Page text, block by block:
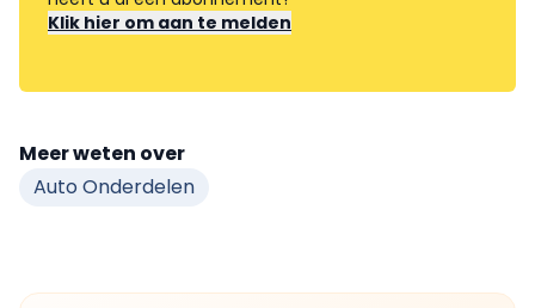
Klik hier om aan te melden
Meer weten over
Auto Onderdelen